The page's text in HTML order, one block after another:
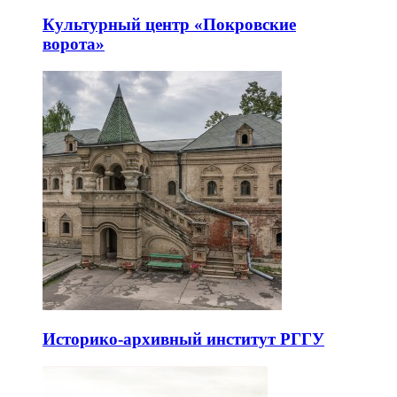
Культурный центр «Покровские
ворота»
Историко-архивный институт РГГУ